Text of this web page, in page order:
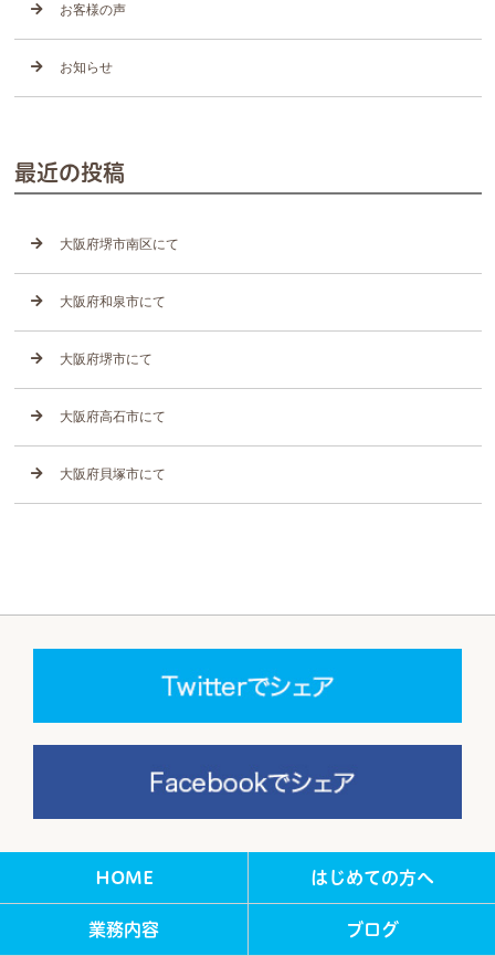
お客様の声
お知らせ
最近の投稿
大阪府堺市南区にて
大阪府和泉市にて
大阪府堺市にて
大阪府高石市にて
大阪府貝塚市にて
HOME はじめての方へ
業務内容 ブログ